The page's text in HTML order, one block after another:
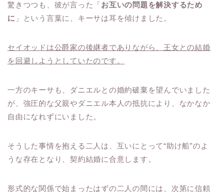
驚きつつも、彼が言った「お互いの問題を解決するため
に 」という言葉に、キーサは耳を傾けました。
セイオッドは公爵家の後継者でありながら、王女との結婚
を回避しようとしていたのです。
一方のキーサも、ダニエルとの婚約破棄を望んでいました
が、強圧的な父親やダニエル本人の抵抗により、なかなか
自由になれずにいました。
そうした事情を抱える二人は、互いにとって“助け船”のよ
うな存在となり、契約結婚に合意します。
形式的な関係で始まったはずの二人の間には、次第に信頼